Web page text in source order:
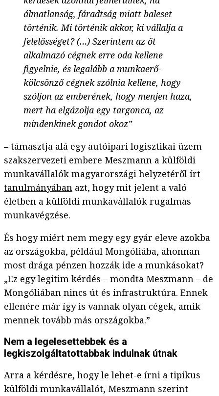
álmatlanság, fáradtság miatt baleset
történik. Mi történik akkor, ki vállalja a
felelősséget? (…) Szerintem az őt
alkalmazó cégnek erre oda kellene
figyelnie, és legalább a munkaerő-
kölcsönző cégnek szólnia kellene, hogy
szóljon az emberének, hogy menjen haza,
mert ha elgázolja egy targonca, az
mindenkinek gondot okoz”
– támasztja alá egy autóipari logisztikai üzem
szakszervezeti embere Meszmann a külföldi
munkavállalók magyarországi helyzetéről írt
tanulmányában azt, hogy mit jelent a való
életben a külföldi munkavállalók rugalmas
munkavégzése.
És hogy miért nem megy egy gyár eleve azokba
az országokba, például Mongóliába, ahonnan
most drága pénzen hozzák ide a munkásokat?
„Ez egy legitim kérdés – mondta Meszmann – de
Mongóliában nincs út és infrastruktúra. Ennek
ellenére már így is vannak olyan cégek, amik
mennek tovább más országokba.”
Nem a legelesettebbek és a
legkiszolgáltatottabbak indulnak útnak
Arra a kérdésre, hogy le lehet-e írni a tipikus
külföldi munkavállalót, Meszmann szerint